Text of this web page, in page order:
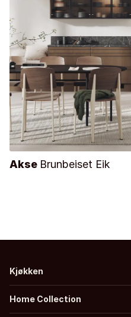
Akse Brunbeiset Eik
Kjøkken
Home Collection